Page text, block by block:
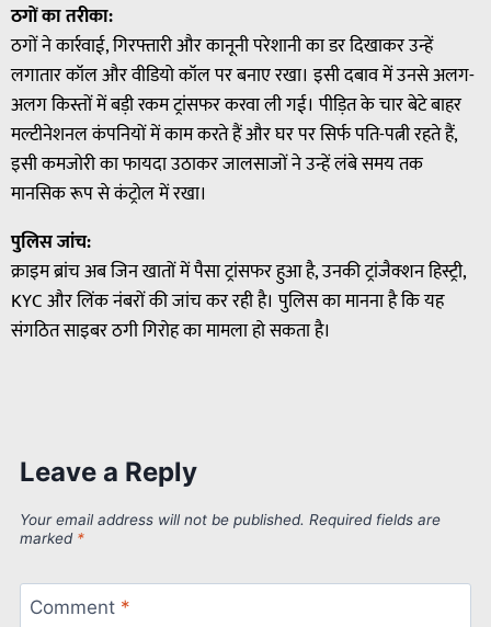
ठगों का तरीका:
ठगों ने कार्रवाई, गिरफ्तारी और कानूनी परेशानी का डर दिखाकर उन्हें
लगातार कॉल और वीडियो कॉल पर बनाए रखा। इसी दबाव में उनसे अलग-
अलग किस्तों में बड़ी रकम ट्रांसफर करवा ली गई। पीड़ित के चार बेटे बाहर
मल्टीनेशनल कंपनियों में काम करते हैं और घर पर सिर्फ पति-पत्नी रहते हैं,
इसी कमजोरी का फायदा उठाकर जालसाजों ने उन्हें लंबे समय तक
मानसिक रूप से कंट्रोल में रखा।
पुलिस जांच:
क्राइम ब्रांच अब जिन खातों में पैसा ट्रांसफर हुआ है, उनकी ट्रांजैक्शन हिस्ट्री,
KYC और लिंक नंबरों की जांच कर रही है। पुलिस का मानना है कि यह
संगठित साइबर ठगी गिरोह का मामला हो सकता है।
Leave a Reply
Your email address will not be published. Required fields are
marked *
Comment *